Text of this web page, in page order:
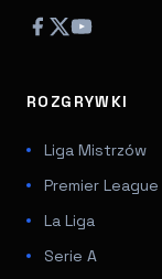
ROZGRYWKI
Liga Mistrzów
Premier League
La Liga
Serie A